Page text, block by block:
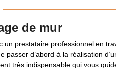
de mur
un prestataire professionnel en
passer d’abord à la réalisation
très indispensable qui vous